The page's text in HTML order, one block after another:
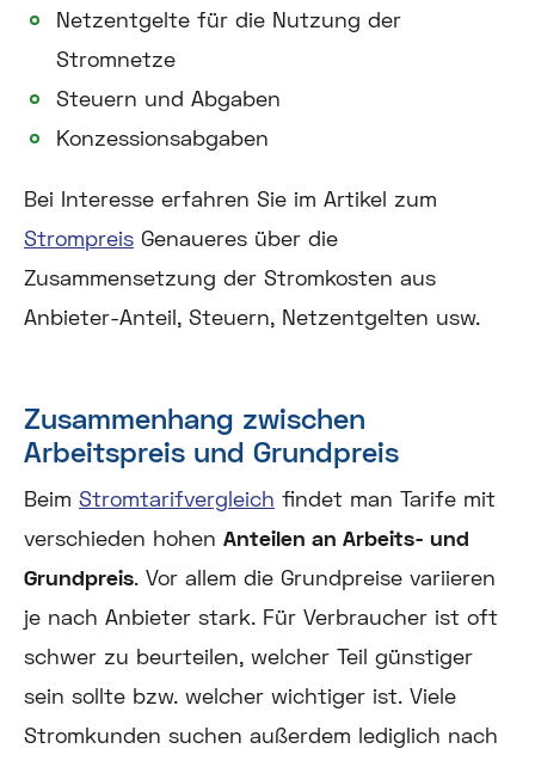
Netzentgelte für die Nutzung der
Stromnetze
Steuern und Abgaben
Konzessionsabgaben
Bei Interesse erfahren Sie im Artikel zum
Strompreis Genaueres über die
Zusammensetzung der Stromkosten aus
Anbieter-Anteil, Steuern, Netzentgelten usw.
Zusammenhang zwischen
Arbeitspreis und Grundpreis
Beim Stromtarifvergleich findet man Tarife mit
verschieden hohen Anteilen an Arbeits- und
Grundpreis. Vor allem die Grundpreise variieren
je nach Anbieter stark. Für Verbraucher ist oft
schwer zu beurteilen, welcher Teil günstiger
sein sollte bzw. welcher wichtiger ist. Viele
Stromkunden suchen außerdem lediglich nach